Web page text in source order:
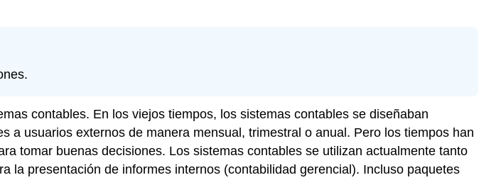
contables. En los viejos tiempos, los sistemas contables se diseñaban
a usuarios externos de manera mensual, trimestral o anual. Pero los tiempos han
tomar buenas decisiones. Los sistemas contables se utilizan actualmente tanto
la presentación de informes internos (contabilidad gerencial). Incluso paquetes